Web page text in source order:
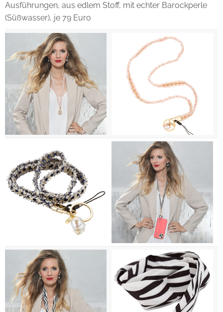
Ausführungen, aus edlem Stoff, mit echter Barockperle
(Süßwasser), je 79 Euro